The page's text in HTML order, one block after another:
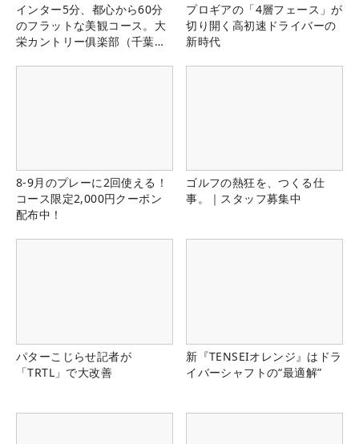
インター5分、都心から60分
のフラットな美観コース。大
栄カントリー俱楽部（千葉
プロギアの「4層フェース」が
切り開く高初速ドライバーの
新時代
8-9月のプレーに2回使える！
コース限定2,000円クーポン
配布中！
ゴルフの熱狂を、つくる仕
事。｜スタッフ募集中
パターこじらせ記者が
「TRTL」で大改善
新『TENSEIオレンジ』はドラ
イバーシャフトの“最適解”